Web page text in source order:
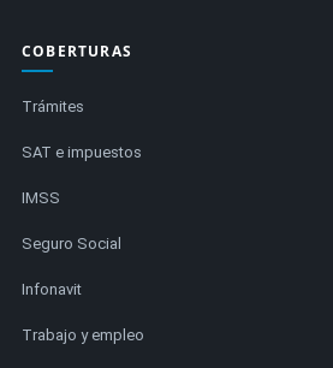
COBERTURAS
Trámites
SAT e impuestos
IMSS
Seguro Social
Infonavit
Trabajo y empleo